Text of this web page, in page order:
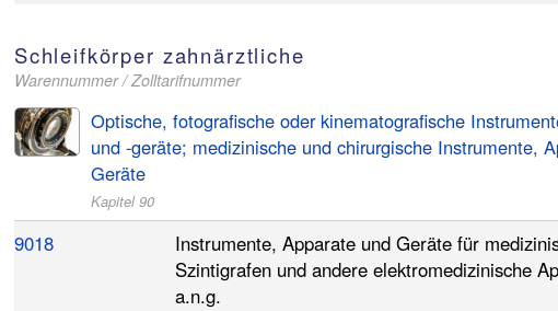
Schleifkörper zahnärztliche
Warennummer / Zolltarifnummer
Optische, fotografische oder kinematografische
und -geräte; medizinische und chirurgische Instrumente,
Geräte
Kapitel 90
9018
Instrumente, Apparate und Geräte für
Szintigrafen und andere elektromedizinische
a.n.g.